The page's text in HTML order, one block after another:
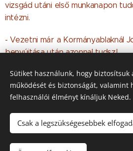
vizsgád utáni első munkanapon
intézni.
- Vezetni már a Kormányablaknál
benyújtása után azonnal tudsz!
- ezeknek költsége: 25 év alatt 0
jogosítványod lesz ez), fölötte
© 2016 Friedmann Robi Autósiskola
Sütiket használunk, hogy biztosítsuk
működését és biztonságát, valamint
felhasználói élményt kínáljuk Neked.
Csak a legszükségesebbek